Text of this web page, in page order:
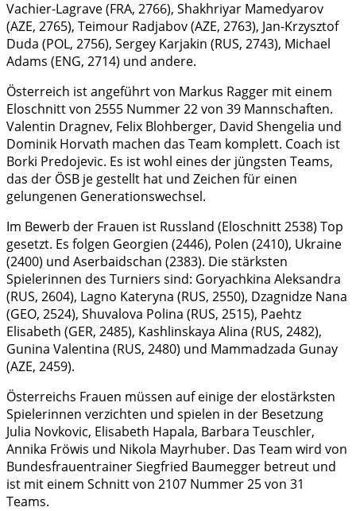
Vachier-Lagrave (FRA, 2766), Shakhriyar Mamedyarov
(AZE, 2765), Teimour Radjabov (AZE, 2763), Jan-Krzysztof
Duda (POL, 2756), Sergey Karjakin (RUS, 2743), Michael
Adams (ENG, 2714) und andere.
Österreich ist angeführt von Markus Ragger mit einem
Eloschnitt von 2555 Nummer 22 von 39 Mannschaften.
Valentin Dragnev, Felix Blohberger, David Shengelia und
Dominik Horvath machen das Team komplett. Coach ist
Borki Predojevic. Es ist wohl eines der jüngsten Teams,
das der ÖSB je gestellt hat und Zeichen für einen
gelungenen Generationswechsel.
Im Bewerb der Frauen ist Russland (Eloschnitt 2538) Top
gesetzt. Es folgen Georgien (2446), Polen (2410), Ukraine
(2400) und Aserbaidschan (2383). Die stärksten
Spielerinnen des Turniers sind: Goryachkina Aleksandra
(RUS, 2604), Lagno Kateryna (RUS, 2550), Dzagnidze Nana
(GEO, 2524), Shuvalova Polina (RUS, 2515), Paehtz
Elisabeth (GER, 2485), Kashlinskaya Alina (RUS, 2482),
Gunina Valentina (RUS, 2480) und Mammadzada Gunay
(AZE, 2459).
Österreichs Frauen müssen auf einige der elostärksten
Spielerinnen verzichten und spielen in der Besetzung
Julia Novkovic, Elisabeth Hapala, Barbara Teuschler,
Annika Fröwis und Nikola Mayrhuber. Das Team wird von
Bundesfrauentrainer Siegfried Baumegger betreut und
ist mit einem Schnitt von 2107 Nummer 25 von 31
Teams.